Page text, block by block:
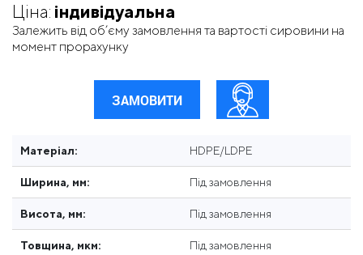
Ціна: індивідуальна
Залежить від об’єму замовлення та вартості сировини на
момент прорахунку
ЗАМОВИТИ
Матеріал: HDPE/LDPE
Ширина, мм: Під замовлення
Висота, мм: Під замовлення
Товщина, мкм: Під замовлення